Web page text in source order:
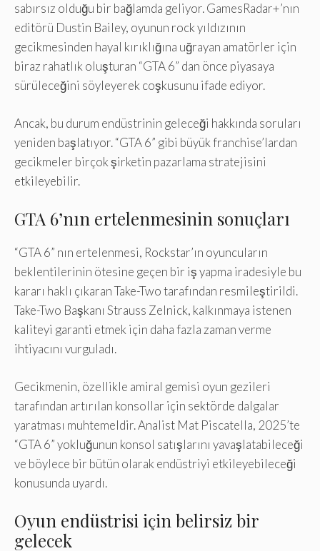
sabırsız olduğu bir bağlamda geliyor. GamesRadar+’nın
editörü Dustin Bailey, oyunun rock yıldızının
gecikmesinden hayal kırıklığına uğrayan amatörler için
biraz rahatlık oluşturan “GTA 6” dan önce piyasaya
sürüleceğini söyleyerek coşkusunu ifade ediyor.
Ancak, bu durum endüstrinin geleceği hakkında soruları
yeniden başlatıyor. “GTA 6” gibi büyük franchise’lardan
gecikmeler birçok şirketin pazarlama stratejisini
etkileyebilir.
GTA 6’nın ertelenmesinin sonuçları
“GTA 6” nın ertelenmesi, Rockstar’ın oyuncuların
beklentilerinin ötesine geçen bir iş yapma iradesiyle bu
kararı haklı çıkaran Take-Two tarafından resmileştirildi.
Take-Two Başkanı Strauss Zelnick, kalkınmaya istenen
kaliteyi garanti etmek için daha fazla zaman verme
ihtiyacını vurguladı.
Gecikmenin, özellikle amiral gemisi oyun gezileri
tarafından artırılan konsollar için sektörde dalgalar
yaratması muhtemeldir. Analist Mat Piscatella, 2025’te
“GTA 6” yokluğunun konsol satışlarını yavaşlatabileceği
ve böylece bir bütün olarak endüstriyi etkileyebileceği
konusunda uyardı.
Oyun endüstrisi için belirsiz bir
gelecek